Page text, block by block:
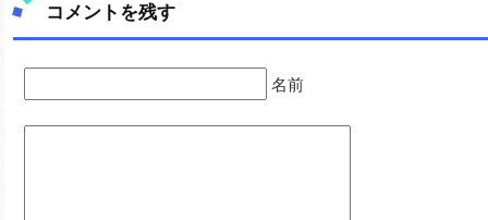
コメントを残す
名前